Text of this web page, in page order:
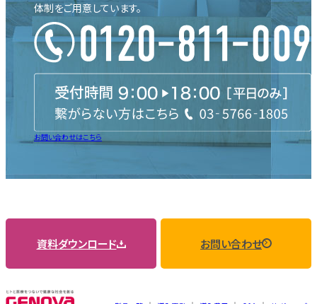
体制をご用意しています。
お問い合わせはこちら
資料ダウンロード お問い合わせ